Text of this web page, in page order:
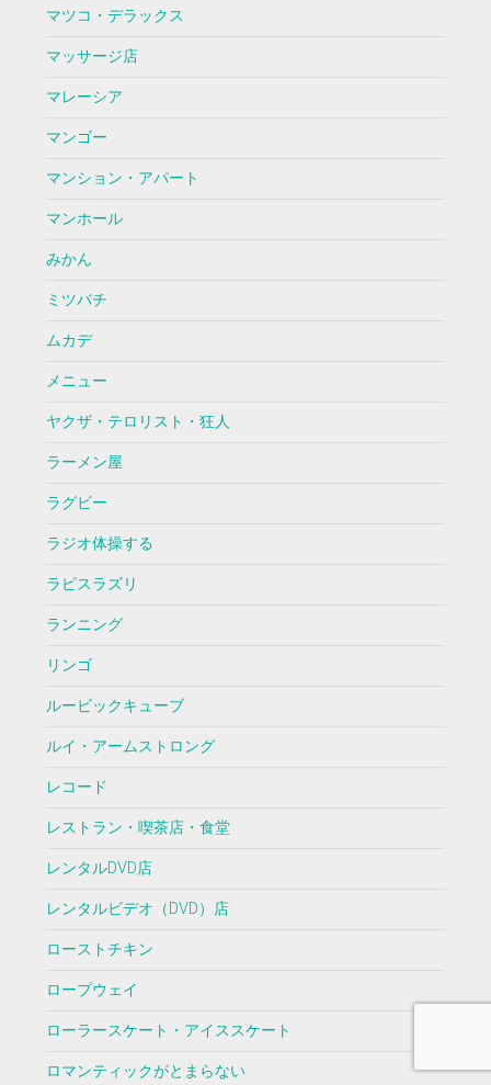
マツコ・デラックス
マッサージ店
マレーシア
マンゴー
マンション・アパート
マンホール
みかん
ミツバチ
ムカデ
メニュー
ヤクザ・テロリスト・狂人
ラーメン屋
ラグビー
ラジオ体操する
ラピスラズリ
ランニング
リンゴ
ルービックキューブ
ルイ・アームストロング
レコード
レストラン・喫茶店・食堂
レンタルDVD店
レンタルビデオ（DVD）店
ローストチキン
ロープウェイ
ローラースケート・アイススケート
ロマンティックがとまらない